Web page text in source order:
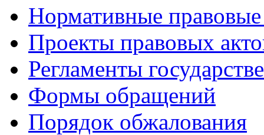
Нормативные
Проекты правовых
Регламенты
Формы обращений
Порядок обжалования